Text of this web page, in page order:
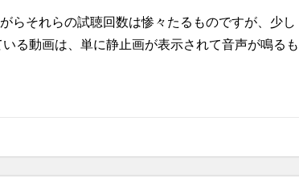
らそれらの試聴回数は惨々たるものですが、少し
る動画は、単に静止画が表示されて音声が鳴るも